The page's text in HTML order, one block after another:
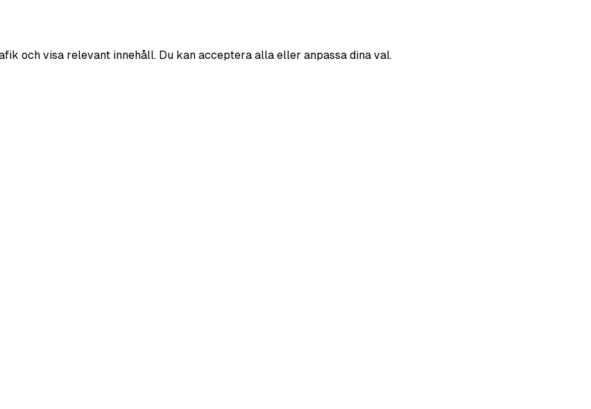
och visa relevant innehåll. Du kan acceptera alla eller anpassa dina val.